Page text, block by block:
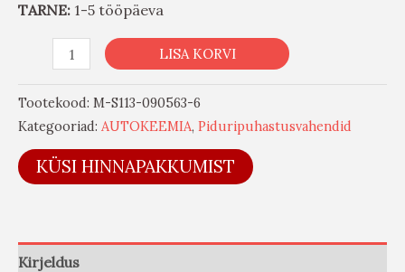
TARNE: 1-5 tööpäeva
LISA KORVI
Tootekood: M-S113-090563-6
Kategooriad: AUTOKEEMIA, Piduripuhastusvahendid
KÜSI HINNAPAKKUMIST
Kirjeldus